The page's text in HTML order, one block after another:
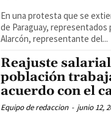
En una protesta que se
de Paraguay,
Alarcón, representante del...
Reajuste
población
acuerdo con el
Equipo de redaccion - junio 12,